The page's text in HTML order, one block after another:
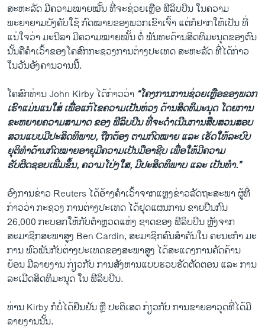
ລາຍການກະຈາຍສຽງ
ລາຍງານ
ຕິດຕາມພວກເຮົາ ທີ່
ພາສາຕ່າງໆ
ສະຫະລັດ ມີຄວາມ​ໝາຍໝັ້ນ ທີ່ຈະຊ່ວຍເຫຼືອ ຟີລິບປິນ ​ໃນຄວາມ
ພະຍາຍາມບັງຄັບໃຊ້ ກົດໝາຍຂອງພວກເຂົາເຈົ້າ ແຕ່ກໍຢາກ​ໃຫ້​ເປັນ ທີ່​
ແນ່​ໃຈວ່າ ມະນີລາ ມີຄວາມໝາຍໝັ້ນ ຕໍ່ ພັນທະດ້ານສິດທິມະນຸດຂອງຕົນ
ນັ້ນຄື​ຄຳ​ເວົ້າຂອງໂຄສົກກະຊວງການຕ່າງປະເທດ ສະຫະລັດ ທີ່ໄດ້ກ່າວ
ໃນວັນອັງຄານວານນີ້.
ໂຄສົກທ່ານ John Kirby ໄດ້ກ່າວວ່າ “ໂຄງການການຊ່ວຍເຫຼືອຂອງພວກ
ເຮົາ​ແມ່ນແນ​ໃສ່ ເພື່ອ​ແກ້​ໄຂຄວາມເປັນຫ່ວງ ດ້ານສິດທິມະນຸດ ໂດຍການ
ຂະຫຍາຍຄວາມສາມາດ ຂອງ ຟີລິບປິນ ທີ່ຈະດຳເນີນການສືບສວນສອບ
ສວນ​ແບບມີປະສິດທິພາບ, ຖືກຕ້ອງ ຕາມກົດໝາຍ ແລະ ເຮັດໃຫ້ລະບົບ
ຍຸຕິທຳດ້ານ​ກົດໝາຍ​ອາຍຸມີຄວາມເປັນມືອາຊີບ ​ເພື່ອ​ໃຫ້ມີຄວາມ
ຮັບຜິດຊອບເພີ່ມຂຶ້ນ, ຄວາມໂປ່ງໃສ, ມີປະສິດທິພາບ ແລະ ເປັນທຳ.”
ອົງການຂ່າວ Reuters ໄດ້ອ້າງຄຳ​ເວົ້າຈາກແຫຼງຂ່າວລັດຖະສະພາ ຜູ້ທີ່
ກ່າວວ່າ ກະຊວງ ການຕ່າງປະເທດ ໄດ້ຢຸດ​ແຜນການ ຂາຍປືນກົນ
26,000 ກະບອກໃຫ້ກັບຕຳຫຼວດແຫ່ງ ຊາດຂອງ ຟີລິບປິນ ຫຼັງຈາກ
ສະມາຊິກສະພາສູງ Ben Cardin, ສະມາຊິກຄົນ​ສຳຄັນ​ໃນ ຄະນະກຳ ມະ
ການ ພົວພັນກັບຕ່າງປະເທດຂອງສະພາສູງ ໄດ້ສະແດງການຄັດຄ້ານ
ຍ້ອນ ມີລາຍງານ ກ່ຽວ​ກັບ​ ການ​ສັງຫານ​ແບບ​ຮວບ​ຮັດ​ຕັດ​ຕອນ ແລະ ການ
ລະເມີດສິດທິມະນຸດ ໃນ ຟີລິບປິນ.
ທ່ານ Kirby ກໍບໍ່ໄດ້ຢືນຢັນ ຫຼື ປະຕິເສດ ກ່ຽວກັບ ການຂາຍອາວຸດທີ່ໄດ້ມີ​
ລາຍງານນັ້ນ.